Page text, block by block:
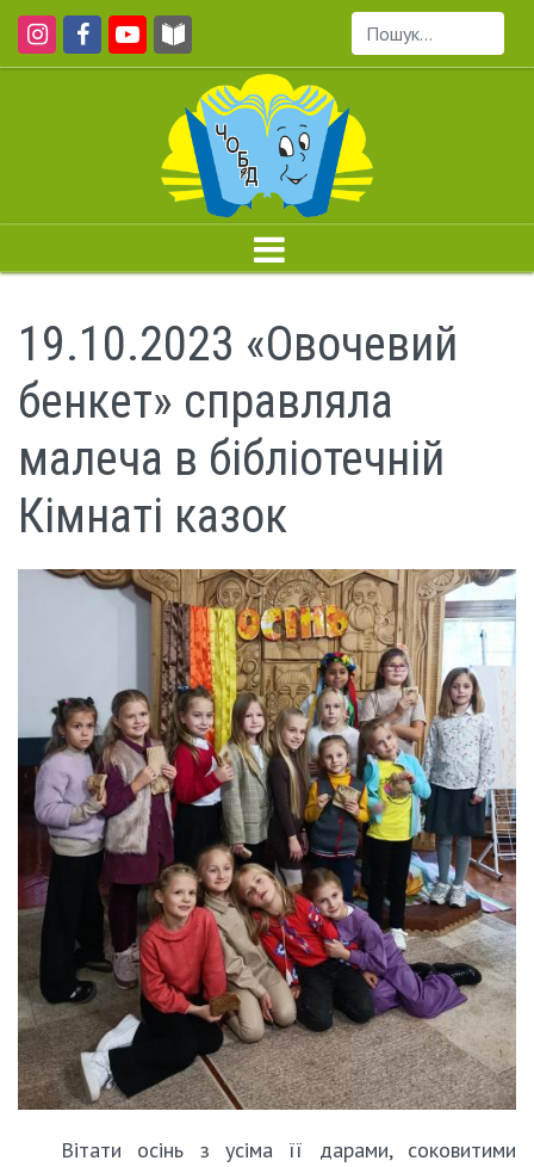
Пошук...
19.10.2023 «Овочевий
бенкет» справляла
малеча в бібліотечній
Кімнаті казок
Вітати осінь з усіма її дарами, соковитими